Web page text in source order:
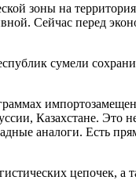
зоны на
Сейчас перед
сумели
Казахстане. Это
аналоги. Есть
цепочек, а